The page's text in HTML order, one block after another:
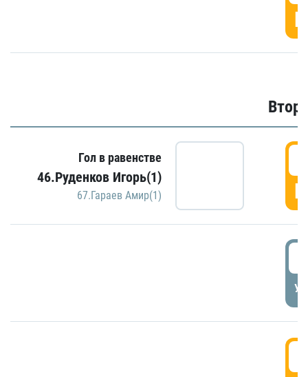
Гол в равенстве
46.Руденков Игорь(1)
67.Гараев Амир(1)